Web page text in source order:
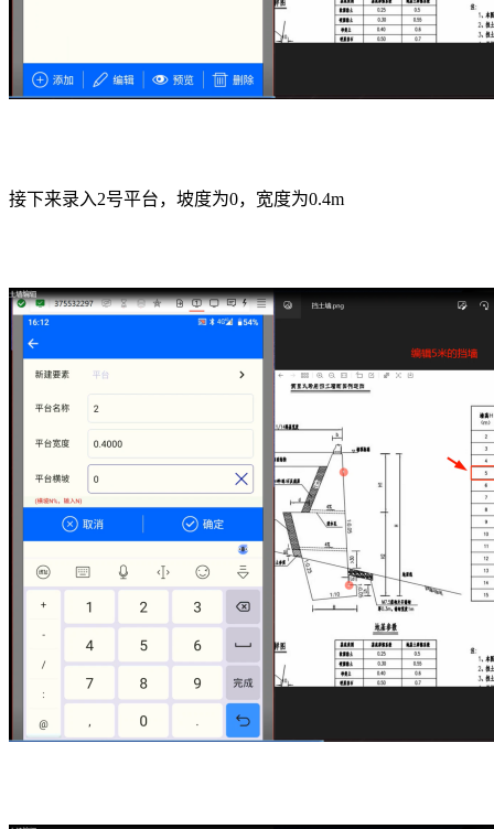
接下来录入2号平台，坡度为0，宽度为0.4m